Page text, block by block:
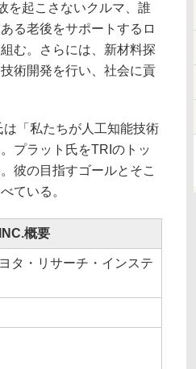
を起こさないクルマ、誰
る老後をサポートするロ
む。さらには、新材料探
術開発を行い、社会に貢
「私たちが人工知能技術
プラット氏をTRIのトッ
彼の目指すゴールとそこ
ている。
概要
タ・リサーチ・インステ